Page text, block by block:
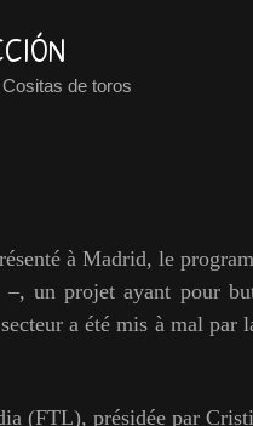
Cositas de toros
à Madrid, le
un projet ayant pour
a été mis à mal par
(FTL), présidée par